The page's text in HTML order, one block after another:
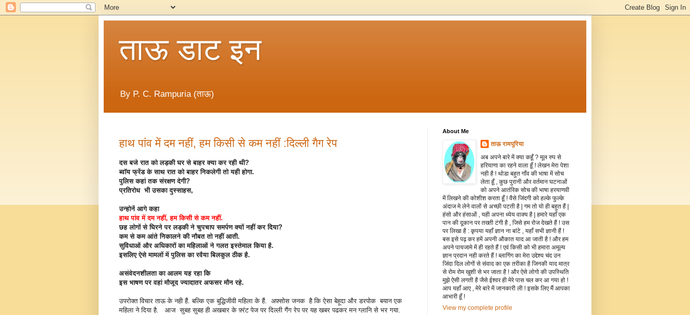
ताऊ डाट इन
By P. C. Rampuria (ताऊ)
हाथ पांव में दम नहीं, हम किसी से कम नहीं :दिल्ली गैग रेप
दस बजे रात को लड़की घर से बाहर क्या कर रही थी?
ब्वॉय फ्रेंड के साथ रात को बाहर निकलेगी तो यही होगा.
पुलिस कहां तक संरक्षण देगी?
प्रतिरोध भी उसका दुस्साहस,
उन्होनें आगे कहा
हाथ पांव में दम नहीं, हम किसी से कम नहीं.
छह लोगों से घिरने पर लड़की ने चुपचाप समर्पण क्यों नहीं कर दिया?
कम से कम आंते निकालने की नौबत तो नहीं आती.
सुविधाओं और अधिकारों का महिलाओं ने गलत इस्तेमाल किया है.
इसलिए ऐसे मामलों में पुलिस का रवैया बिलकुल ठीक है.
असंवेदनशीलता का आलम यह रहा कि
इस भाषण पर वहां मौजूद ज्यादातर अफसर मौन रहे.
उपरोक्त विचार ताऊ के नही हैं. बल्कि एक बुद्धिजीवी महिला के हैं. अफ़्सोस जनक है कि ऐसा बेहूदा और डरपोक बयान एक
महिला ने दिया है. आज सुबह सुबह ही अखबार के फ़्रंट पेज पर दिल्ली गैंग रेप पर यह खबर पढकर मन ग्लानि से भर गया.
About Me
ताऊ रामपुरिया
अब अपने बारे में क्या कहूँ ? मूल रुप से
हरियाणा का रहने वाला हूँ ! लेखन मेरा पेशा
नही है ! थोडा बहुत गाँव की भाषा में सोच
लेता हूँ , कुछ पुरानी और वर्तमान घटनाओं
को अपने आतंरिक सोच की भाषा हरयाणवी
में लिखने की कोशीश करता हूँ ! वैसे जिंदगी को हल्के फुल्के
अंदाज मे लेने वालों से अच्छी पटती है | गम तो यो ही बहुत हैं |
हंसो और हंसाओं , यही अपना ध्येय वाक्य है | हमारे यहाँ एक
पान की दूकान पर तख्ती टंगी है , जिसे हम रोज देखते हैं ! उस
पर लिखा है : कृपया यहाँ ज्ञान ना बांटे , यहाँ सभी ज्ञानी हैं !
बस इसे पढ़ कर हमें अपनी औकात याद आ जाती है ! और हम
अपने पायजामे में ही रहते हैं ! एवं किसी को भी हमारा अमूल्य
ज्ञान प्रदान नही करते हैं ! ब्लागिंग का मेरा उद्देश्य चंद उन
जिंदा दिल लोगों से संवाद का एक तरीका है जिनकी याद मात्र
से रोम रोम खुशी से भर जाता है ! और ऐसे लोगो की उपस्थिति
मुझे ऐसी लगती है जैसे ईश्वर ही मेरे पास चल कर आ गया हो !
आप यहाँ आए , मेरे बारे में जानकारी ली ! इसके लिए मैं आपका
आभारी हूँ !
View my complete profile